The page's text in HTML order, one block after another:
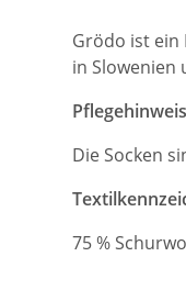
Grödo ist ein
in Slowenien
Die Socken
75 %